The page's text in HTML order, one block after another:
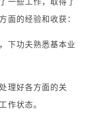
些工作，取得了
面的经验和收获：
功夫熟悉基本业
好各方面的关
作状态。